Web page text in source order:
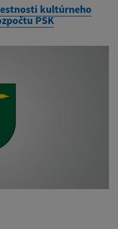
kultúrneho
PSK